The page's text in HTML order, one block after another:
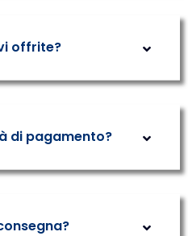
offrite?
di pagamento?